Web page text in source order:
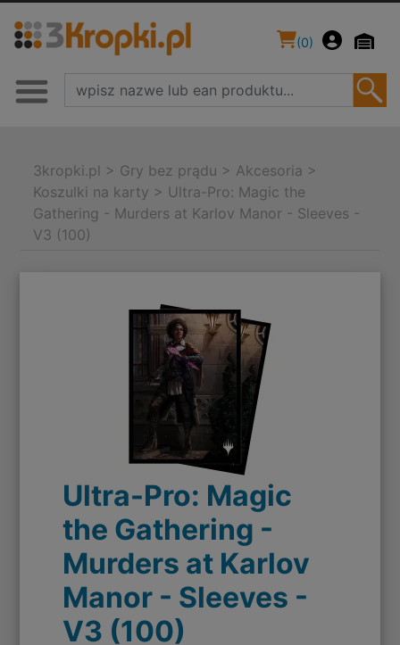
(0)
3kropki.pl > Gry bez prądu > Akcesoria >
Koszulki na karty > Ultra-Pro: Magic the
Gathering - Murders at Karlov Manor - Sleeves -
V3 (100)
Ultra-Pro: Magic
the Gathering -
Murders at Karlov
Manor - Sleeves -
V3 (100)